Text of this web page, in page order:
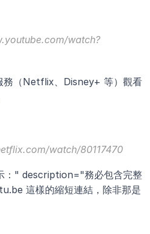
watch?
務（Netflix、Disney+ 等）觀看
watch/80117470
：" description="務必包含完整
這樣的縮短連結，除非那是